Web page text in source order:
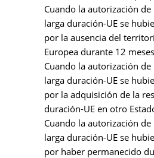
Cuando la autorización
larga duración-UE se
por la ausencia del
Europea durante 12
Cuando la autorización
larga duración-UE se
por la adquisición de la
duración-UE en otro
Cuando la autorización
larga duración-UE se
por haber permanecido